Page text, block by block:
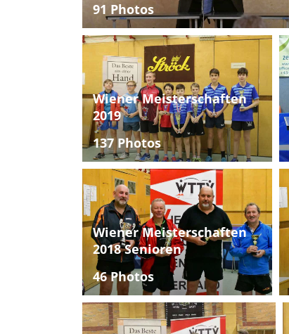
91 Photos
Wiener Meisterschaften
2019
137 Photos
Wiener Meisterschaften
2018 Senioren
46 Photos